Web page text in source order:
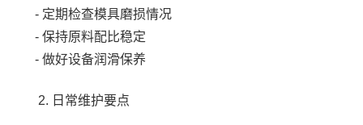
- 定期检查模具磨损情况
- 保持原料配比稳定
- 做好设备润滑保养
2. 日常维护要点